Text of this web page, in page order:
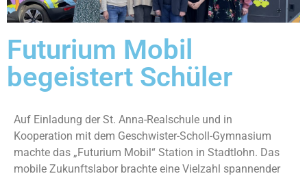
Futurium Mobil
begeistert Schüler
Auf Einladung der St. Anna-Realschule und in
Kooperation mit dem Geschwister-Scholl-Gymnasium
machte das „Futurium Mobil“ Station in Stadtlohn. Das
mobile Zukunftslabor brachte eine Vielzahl spannender